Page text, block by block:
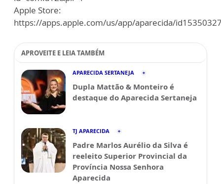
Apple Store:
https://apps.apple.com/us/app/aparecida/
APROVEITE E LEIA TAMBÉM
APARECIDA SERTANEJA
Dupla Mattão & Monteiro é
destaque do Aparecida Sertaneja
TJ APARECIDA
Padre Marlos Aurélio da Silva é
reeleito Superior Provincial da
Província Nossa Senhora
Aparecida